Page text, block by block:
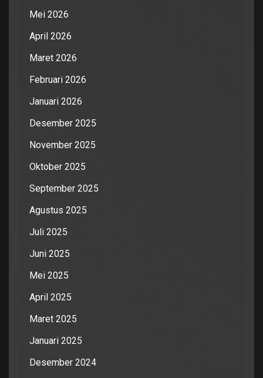
Mei 2026
April 2026
Maret 2026
Februari 2026
Januari 2026
Desember 2025
November 2025
Oktober 2025
September 2025
Agustus 2025
Juli 2025
Juni 2025
Mei 2025
April 2025
Maret 2025
Januari 2025
Desember 2024